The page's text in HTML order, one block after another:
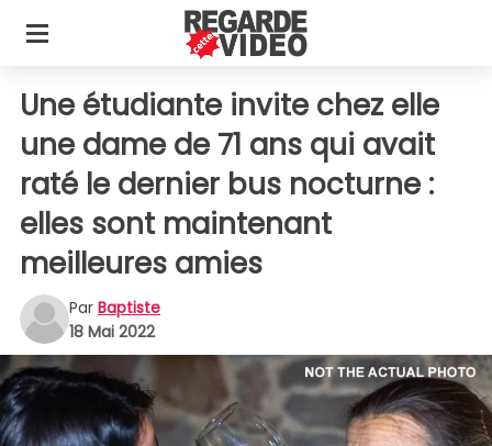
Une étudiante invite chez elle
une dame de 71 ans qui avait
raté le dernier bus nocturne :
elles sont maintenant
meilleures amies
Par Baptiste
18 Mai 2022